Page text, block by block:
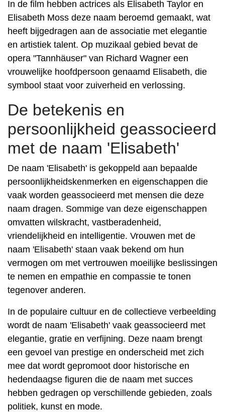
In de film hebben actrices als Elisabeth Taylor en
Elisabeth Moss deze naam beroemd gemaakt, wat
heeft bijgedragen aan de associatie met elegantie
en artistiek talent. Op muzikaal gebied bevat de
opera "Tannhäuser" van Richard Wagner een
vrouwelijke hoofdpersoon genaamd Elisabeth, die
symbool staat voor zuiverheid en verlossing.
De betekenis en
persoonlijkheid geassocieerd
met de naam 'Elisabeth'
De naam 'Elisabeth' is gekoppeld aan bepaalde
persoonlijkheidskenmerken en eigenschappen die
vaak worden geassocieerd met mensen die deze
naam dragen. Sommige van deze eigenschappen
omvatten wilskracht, vastberadenheid,
vriendelijkheid en intelligentie. Vrouwen met de
naam 'Elisabeth' staan ​​vaak bekend om hun
vermogen om met vertrouwen moeilijke beslissingen
te nemen en empathie en compassie te tonen
tegenover anderen.
In de populaire cultuur en de collectieve verbeelding
wordt de naam 'Elisabeth' vaak geassocieerd met
elegantie, gratie en verfijning. Deze naam brengt
een gevoel van prestige en onderscheid met zich
mee dat wordt gepromoot door historische en
hedendaagse figuren die de naam met succes
hebben gedragen op verschillende gebieden, zoals
politiek, kunst en mode.